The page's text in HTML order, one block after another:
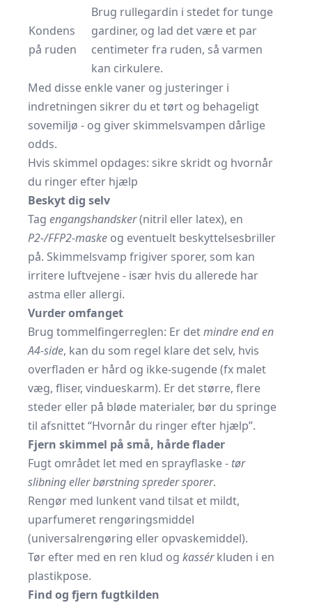
Kondens
på ruden
Brug rullegardin i stedet for tunge
gardiner, og lad det være et par
centimeter fra ruden, så varmen
kan cirkulere.
Med disse enkle vaner og justeringer i
indretningen sikrer du et tørt og behageligt
sovemiljø - og giver skimmelsvampen dårlige
odds.
Hvis skimmel opdages: sikre skridt og hvornår
du ringer efter hjælp
Beskyt dig selv
Tag engangshandsker(nitril eller latex), en
P2-/FFP2-maske og eventuelt beskyttelsesbriller
på. Skimmelsvamp frigiver sporer, som kan
irritere luftvejene - især hvis du allerede har
astma eller allergi.
Vurder omfanget
Brug tommelfingerreglen: Er detmindre end en
A4-side, kan du som regel klare det selv, hvis
overfladen er hård og ikke-sugende (fx malet
væg, fliser, vindueskarm). Er det større, flere
steder eller på bløde materialer, bør du springe
til afsnittet “Hvornår du ringer efter hjælp”.
Fjern skimmel på små, hårde flader
Fugt området let med en sprayflaske - tør
slibning eller børstning spreder sporer.
Rengør med lunkent vand tilsat et mildt,
uparfumeret rengøringsmiddel
(universalrengøring eller opvaskemiddel).
Tør efter med en ren klud og kassérkluden i en
plastikpose.
Find og fjern fugtkilden